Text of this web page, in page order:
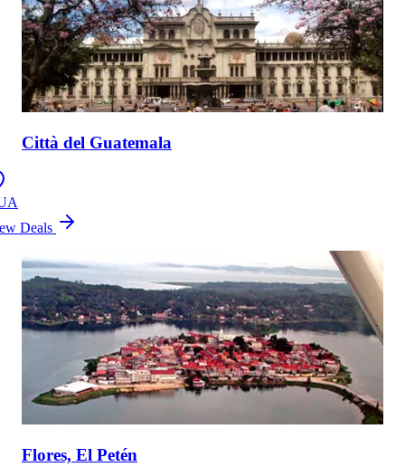
Città del Guatemala
Deals
Flores, El Petén